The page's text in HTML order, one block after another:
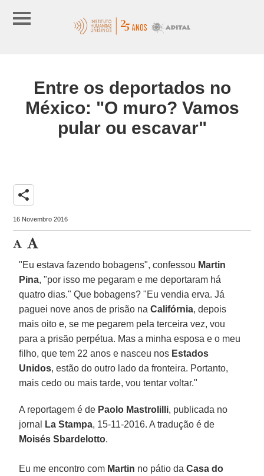
Entre os deportados no
México: "O muro? Vamos
pular ou escavar"
share
16 Novembro 2016
"Eu estava fazendo bobagens", confessou Martin
Pina, "por isso me pegaram e me deportaram há
quatro dias." Que bobagens? "Eu vendia erva. Já
paguei nove anos de prisão naCalifórnia, depois
mais oito e, se me pegarem pela terceira vez, vou
para a prisão perpétua. Mas a minha esposa e o meu
filho, que tem 22 anos e nasceu nos Estados
Unidos, estão do outro lado da fronteira. Portanto,
mais cedo ou mais tarde, vou tentar voltar."
A reportagem é de Paolo Mastrolilli, publicada no
jornal
La Stampa, 15-11-2016. A tradução é de
Moisés Sbardelotto.
Eu me encontro com Martin no pátio daCasa do